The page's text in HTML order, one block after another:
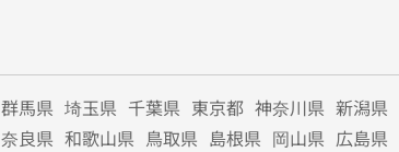
群馬県 埼玉県 千葉県 東京都 神奈川県 新潟県
奈良県 和歌山県 鳥取県 島根県 岡山県 広島県